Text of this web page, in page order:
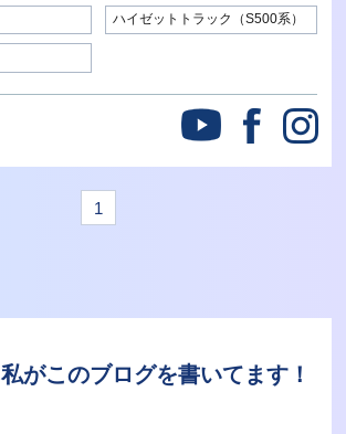
ハイゼットトラック（S500系）
1
私がこのブログを書いてます！